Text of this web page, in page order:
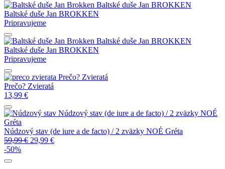
Baltské duše Jan BROKKEN
Baltské duše Jan BROKKEN
Pripravujeme
Baltské duše Jan BROKKEN
Baltské duše Jan BROKKEN
Pripravujeme
Prečo? Zvieratá
Prečo? Zvieratá
13,99 €
Núdzový stav (de iure a de facto) / 2 zväzky NOÉ
Gréta
Núdzový stav (de iure a de facto) / 2 zväzky NOÉ Gréta
59,99€ 29,99 €
-50%